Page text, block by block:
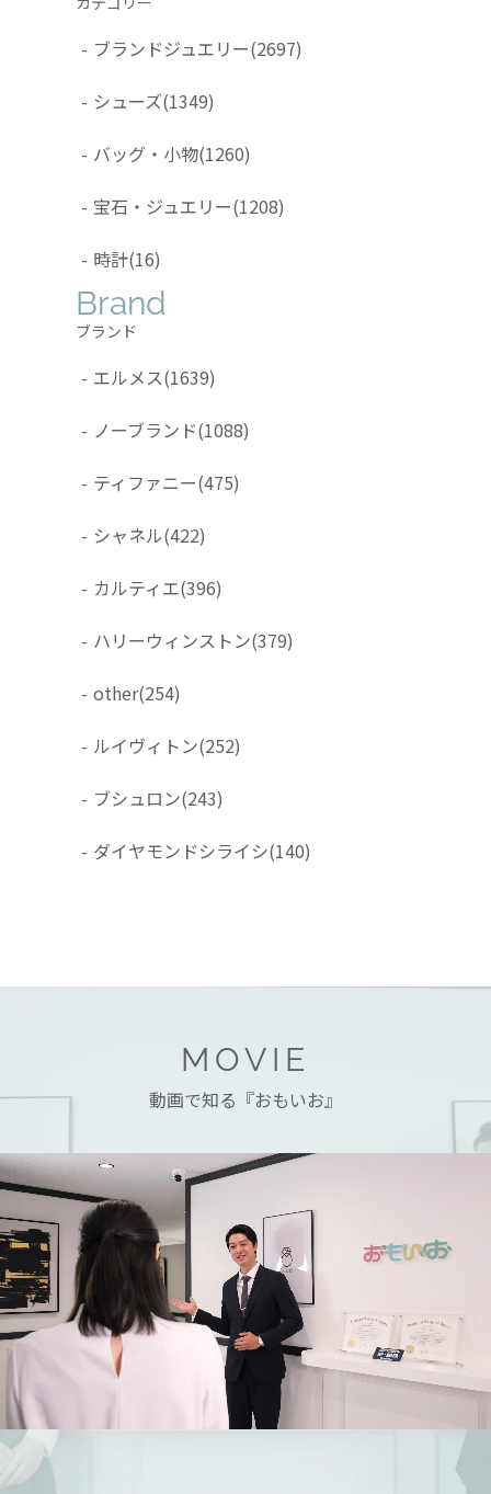
- ブランドジュエリー(2697)
- シューズ(1349)
- バッグ・小物(1260)
- 宝石・ジュエリー(1208)
- 時計(16)
Brand
ブランド
- エルメス(1639)
- ノーブランド(1088)
- ティファニー(475)
- シャネル(422)
- カルティエ(396)
- ハリーウィンストン(379)
- other(254)
- ルイヴィトン(252)
- ブシュロン(243)
- ダイヤモンドシライシ(140)
MOVIE
動画で知る『おもいお』